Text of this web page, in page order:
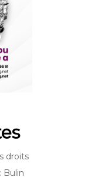
droits
Bulin